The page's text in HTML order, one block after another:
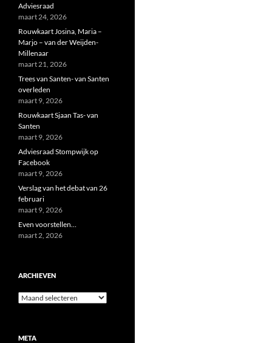
Adviesraad
maart 24, 2026
Rouwkaart Josina, Maria –
Marjo – van der Weijden-
Millenaar
maart 21, 2026
Trees van Santen- van Santen
overleden
maart 9, 2026
Rouwkaart Sjaan Tas- van
Santen
maart 9, 2026
Adviesraad Stompwijk op
Facebook
maart 9, 2026
Verslag van het debat van 26
februari
maart 9, 2026
Even voorstellen…
maart 2, 2026
ARCHIEVEN
Archieven
META